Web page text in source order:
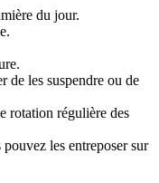
du jour.
de les suspendre ou de
rotation régulière des
les entreposer sur